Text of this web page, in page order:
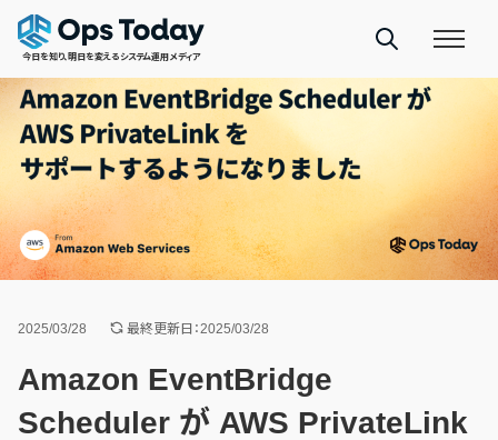
今日を知り、明日を変えるシステム運用メディア
2025/03/28 最終更新日：2025/03/28
Amazon EventBridge
Scheduler が AWS PrivateLink